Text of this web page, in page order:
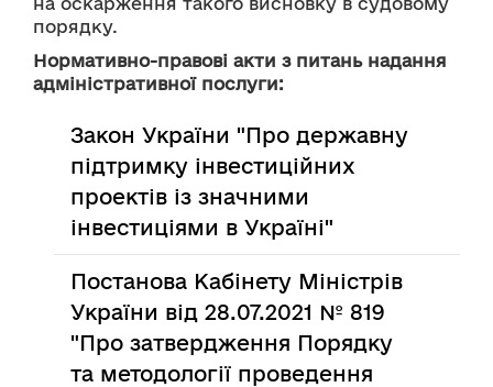
порядку.
Нормативно-правові акти з питань надання
адміністративної послуги:
Закон України "Про державну
підтримку інвестиційних
проектів із значними
інвестиціями в Україні"
Постанова Кабінету Міністрів
України від 28.07.2021 № 819
"Про затвердження Порядку
та методології проведення